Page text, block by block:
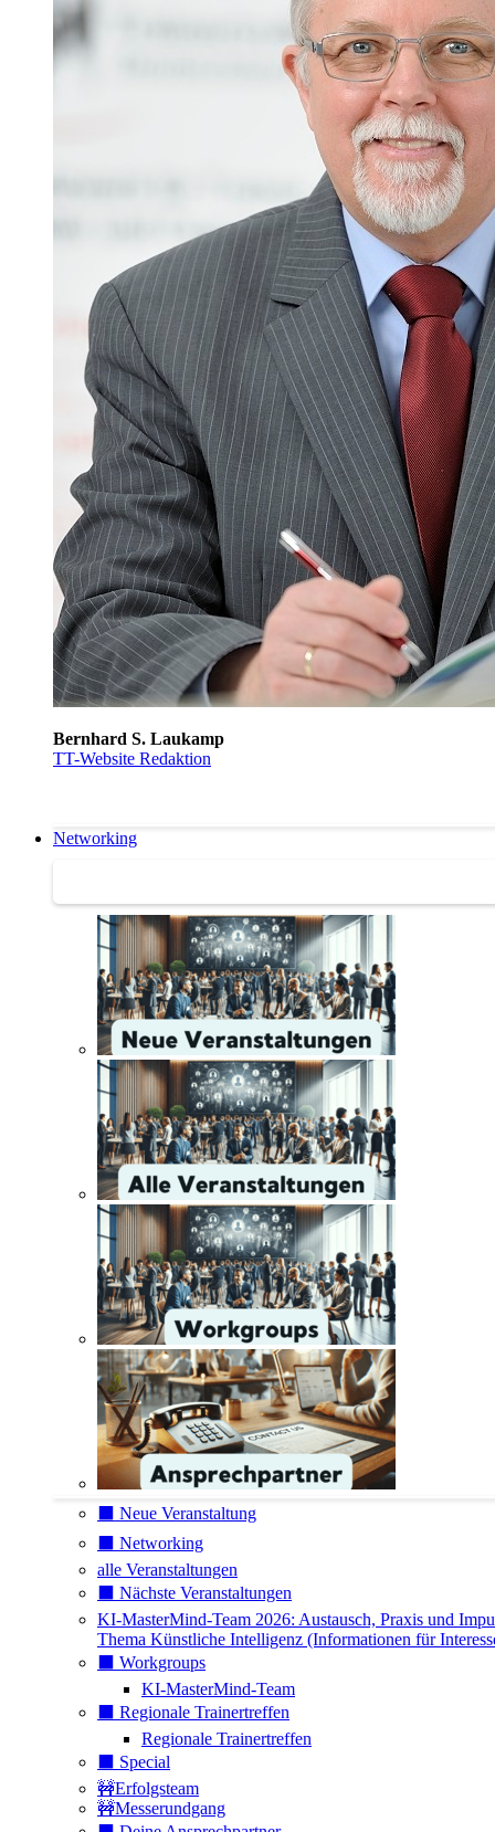
Bernhard S. Laukamp
TT-Website Redaktion
Networking
⬛️ Neue Veranstaltung
⬛️ Networking
alle Veranstaltungen
⬛️ Nächste Veranstaltungen
KI-MasterMind-Team 2026: Austausch, Praxis und
Thema Künstliche Intelligenz (Informationen für
⬛️ Workgroups
KI-MasterMind-Team
⬛️ Regionale Trainertreffen
Regionale Trainertreffen
⬛️ Special
🚧Erfolgsteam
🚧Messerundgang